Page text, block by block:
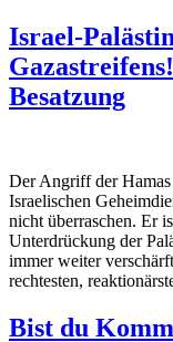
Israel-
Besatzung
Der Angriff der
Israelischen
nicht überraschen. Er
Unterdrückung der
immer weiter
rechtesten,
Bist du